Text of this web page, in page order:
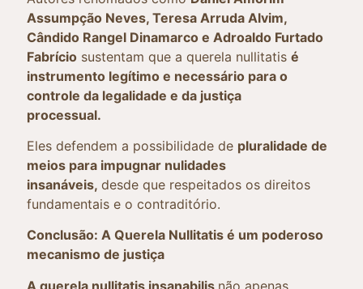
Assumpção Neves, Teresa Arruda Alvim,
Cândido Rangel Dinamarco e Adroaldo Furtado
Fabrício sustentam que a querela nullitatis é
instrumento legítimo e necessário para o
controle da legalidade e da justiça
processual.
Eles defendem a possibilidade de pluralidade de
meios para impugnar nulidades
insanáveis, desde que respeitados os direitos
fundamentais e o contraditório.
Conclusão: A Querela Nullitatis é um poderoso
mecanismo de justiça
A querela nullitatis insanabilis não apenas